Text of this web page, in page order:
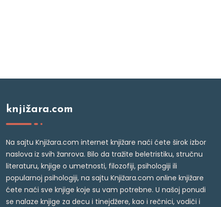
knjižara.com
Na sajtu Knjižara.com internet knjižare naći ćete širok izbor
naslova iz svih žanrova. Bilo da tražite beletristiku, stručnu
literaturu, knjige o umetnosti, filozofiji, psihologiji ili
popularnoj psihologiji, na sajtu Knjižara.com online knjižare
ćete naći sve knjige koje su vam potrebne. U našoj ponudi
se nalaze knjige za decu i tinejdžere, kao i rečnici, vodiči i